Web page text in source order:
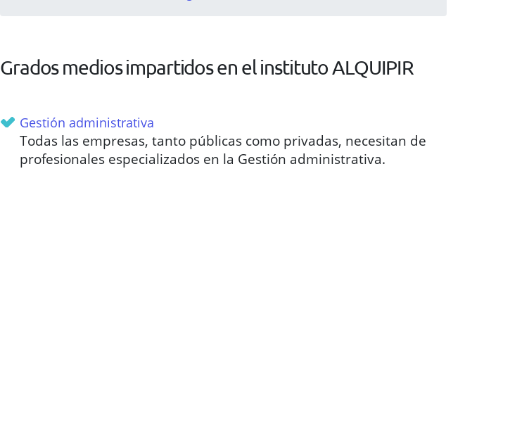
Grados medios impartidos en el instituto ALQUIPIR
Gestión administrativa
Todas las empresas, tanto públicas como privadas, necesitan de
profesionales especializados en la Gestión administrativa.